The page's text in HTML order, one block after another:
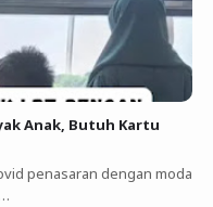
Anak, Butuh Kartu
penasaran dengan moda